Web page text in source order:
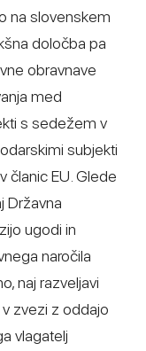
na slovenskem
določba pa
obravnave
med
s sedežem v
subjekti
članic EU. Glede
Državna
ugodi in
naročila
naj razveljavi
zvezi z oddajo
vlagatelj